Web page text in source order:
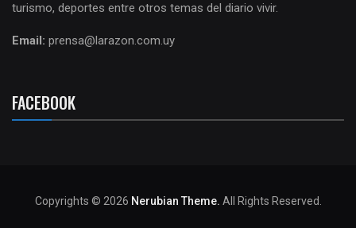
turismo, deportes entre otros temas del diario vivir.
Email: prensa@larazon.com.uy
FACEBOOK
Copyrights © 2026 Nerubian Theme. All Rights Reserved.